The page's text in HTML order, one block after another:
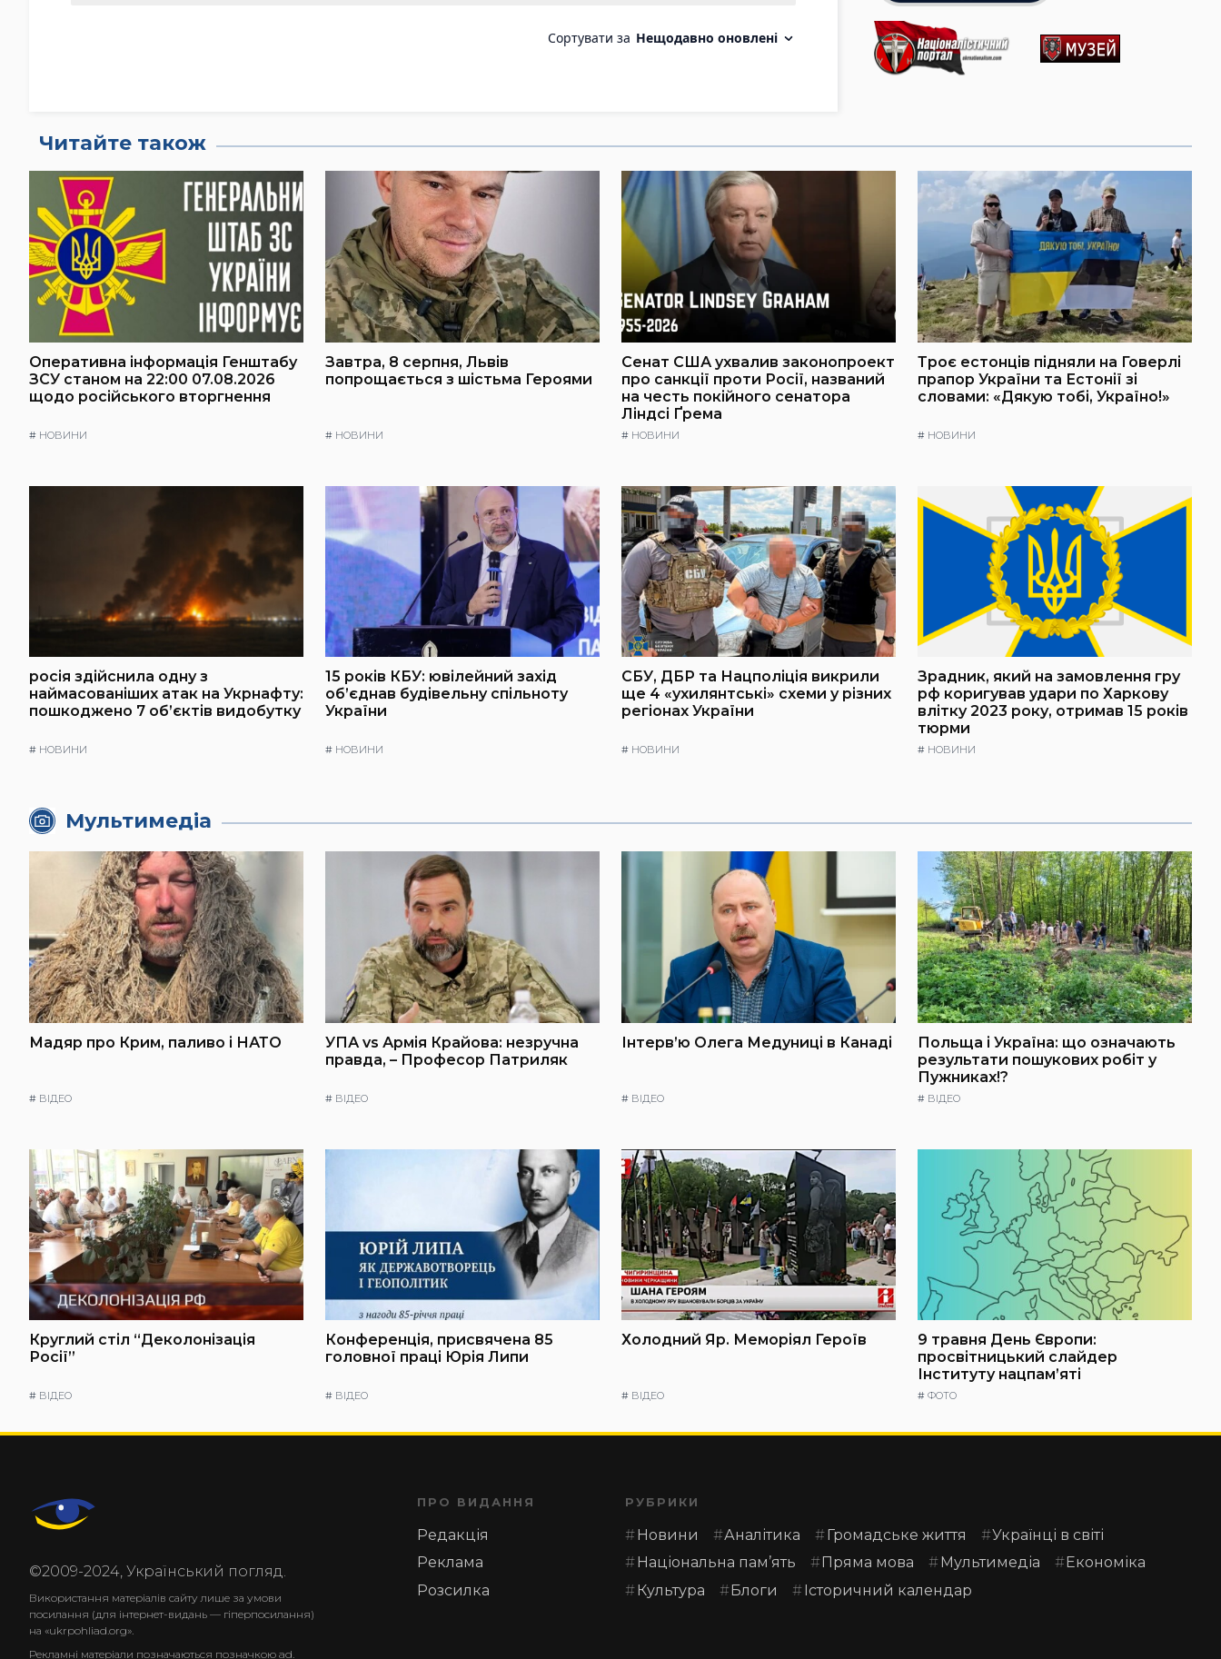
Читайте також
Оперативна інформація Генштабу
ЗСУ станом на 22:00 07.08.2026
щодо російського вторгнення
# НОВИНИ
Завтра, 8 серпня, Львів
попрощається з шістьма Героями
# НОВИНИ
Сенат США ухвалив законопроект
про санкції проти Росії, названий
на честь покійного сенатора
Ліндсі Ґрема
# НОВИНИ
Троє естонців підняли на Говерлі
прапор України та Естонії зі
словами: «Дякую тобі, Україно!»
# НОВИНИ
росія здійснила одну з
наймасованіших атак на Укрнафту:
пошкоджено 7 об’єктів видобутку
# НОВИНИ
15 років КБУ: ювілейний захід
об’єднав будівельну спільноту
України
# НОВИНИ
СБУ, ДБР та Нацполіція викрили
ще 4 «ухилянтські» схеми у різних
регіонах України
# НОВИНИ
Зрадник, який на замовлення гру
рф коригував удари по Харкову
влітку 2023 року, отримав 15 років
тюрми
# НОВИНИ
Мультимедіа
Мадяр про Крим, паливо і НАТО
# ВІДЕО
УПА vs Армія Крайова: незручна
правда, – Професор Патриляк
# ВІДЕО
Інтерв’ю Олега Медуниці в Канаді
# ВІДЕО
Польща і Україна: що означають
результати пошукових робіт у
Пужниках!?
# ВІДЕО
Круглий стіл “Деколонізація
Росії”
# ВІДЕО
Конференція, присвячена 85
головної праці Юрія Липи
# ВІДЕО
Холодний Яр. Меморіял Героїв
# ВІДЕО
9 травня День Європи:
просвітницький слайдер
Інституту нацпам’яті
# ФОТО
©2009-2024, Український погляд.
Використання матеріалів сайту лише за умови
посилання (для інтернет-видань — гіперпосилання)
на «ukrpohliad.org».
Рекламні матеріали позначаються позначкою ad.
ПРО ВИДАННЯ
Редакція
Реклама
Розсилка
РУБРИКИ
Новини Аналітика Громадське життя
Українці в світі
Національна пам’ять
Пряма мова Мультимедіа
Економіка
Культура
Блоги Історичний календар